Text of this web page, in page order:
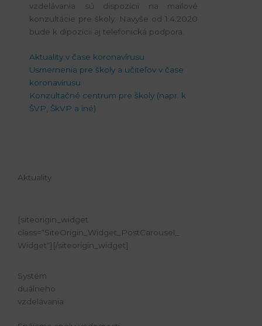
vzdelávania sú dispozícii na mailové
konzultácie pre školy. Navyše od 1.4.2020
bude k dipozícii aj telefonická podpora.
Aktuality v čase koronavírusu
Usmernenia pre školy a učiteľov v čase
koronavírusu
Konzultačné centrum pre školy (napr. k
ŠVP, ŠkVP a iné)
Aktuality
[siteorigin_widget
class=“SiteOrigin_Widget_PostCarousel_
Widget“] [/siteorigin_widget]
Systém
duálneho
vzdelávania